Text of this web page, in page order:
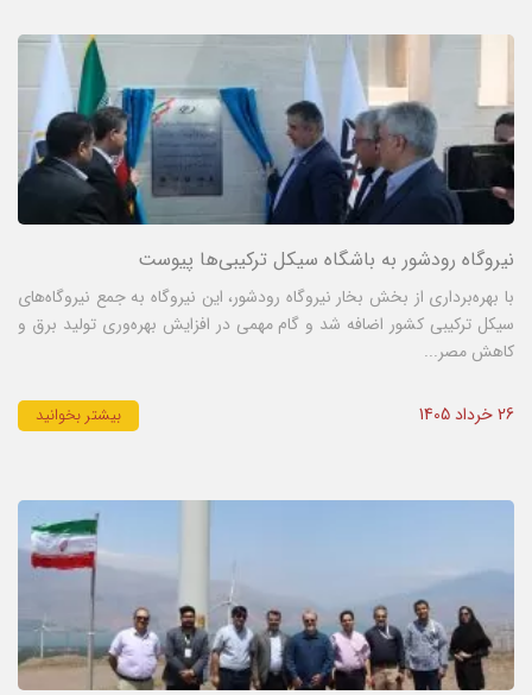
نیروگاه رودشور به باشگاه سیکل ترکیبی‌ها پیوست
با بهره‌برداری از بخش بخار نیروگاه رودشور، این نیروگاه به جمع نیروگاه‌های
سیکل ترکیبی کشور اضافه شد و گام مهمی در افزایش بهره‌وری تولید برق و
کاهش مصر...
26 خرداد 1405 بیشتر بخوانید